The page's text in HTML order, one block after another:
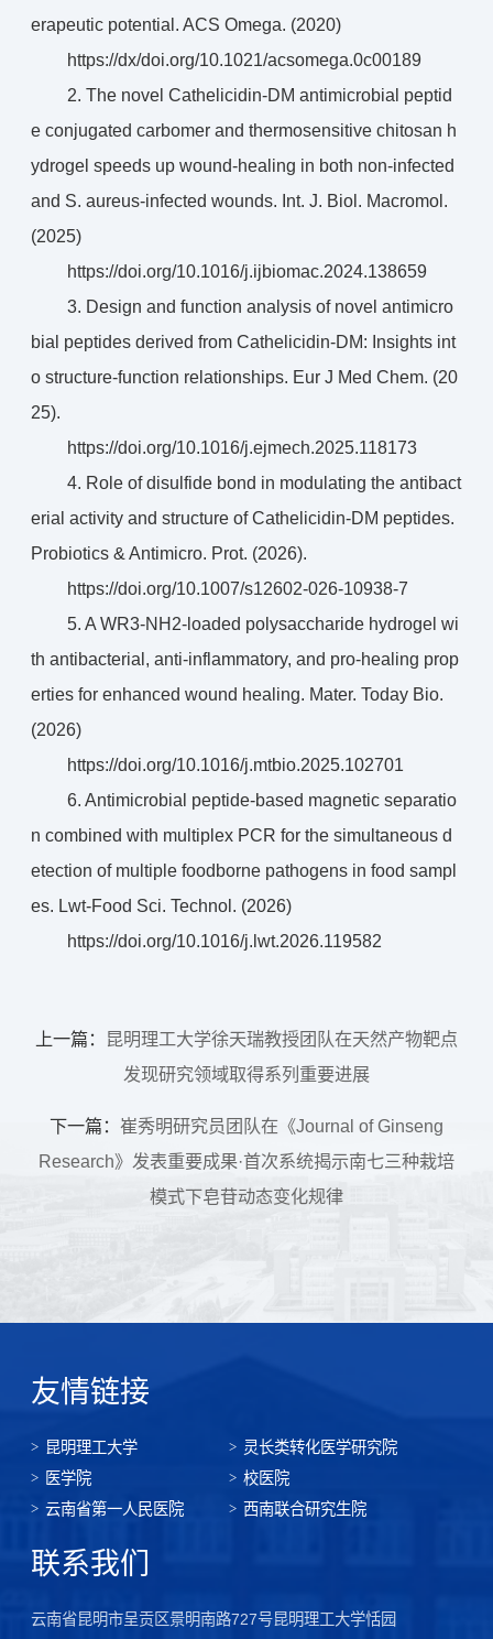
erapeutic potential. ACS Omega. (2020)
https://dx/doi.org/10.1021/acsomega.0c00189
2. The novel Cathelicidin-DM antimicrobial peptid
e conjugated carbomer and thermosensitive chitosan h
ydrogel speeds up wound-healing in both non-infected
and S. aureus-infected wounds. ‌Int. J. Biol. Macromol.
(2025)
https://doi.org/10.1016/j.ijbiomac.2024.138659
3. Design and function analysis of novel antimicro
bial peptides derived from Cathelicidin-DM: Insights int
o structure-function relationships. Eur J Med Chem. (20
25).
https://doi.org/10.1016/j.ejmech.2025.118173
4. Role of disulfide bond in modulating the antibact
erial activity and structure of Cathelicidin-DM peptides.
Probiotics & Antimicro. Prot. (2026).
https://doi.org/10.1007/s12602-026-10938-7
5. A WR3-NH2-loaded polysaccharide hydrogel wi
th antibacterial, anti-inflammatory, and pro-healing prop
erties for enhanced wound healing. Mater. Today Bio.
(2026)
https://doi.org/10.1016/j.mtbio.2025.102701
6. Antimicrobial peptide-based magnetic separatio
n combined with multiplex PCR for the simultaneous d
etection of multiple foodborne pathogens in food sampl
es. Lwt-Food Sci. Technol. (2026)
https://doi.org/10.1016/j.lwt.2026.119582
上一篇：
昆明理工大学徐天瑞教授团队在天然产物靶点
发现研究领域取得系列重要进展
下一篇： 崔秀明研究员团队在《Journal of Ginseng
Research》发表重要成果·首次系统揭示南七三种栽培
模式下皂苷动态变化规律
友情链接
昆明理工大学
灵长类转化医学研究院
医学院
校医院
云南省第一人民医院
西南联合研究生院
联系我们
云南省昆明市呈贡区景明南路727号昆明理工大学恬园